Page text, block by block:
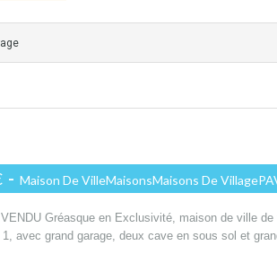
- Maison De VilleMaisonsMaisons De
VENDU Gréasque en Exclusivité, maison de ville de
1, avec grand garage, deux cave en sous sol et